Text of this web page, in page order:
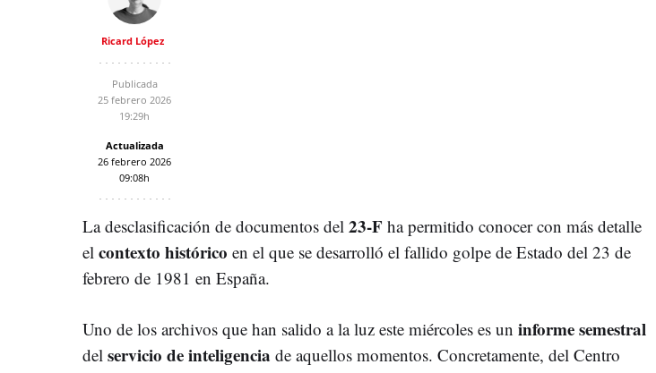
Ricard López
Publicada
25 febrero 2026
19:29h
Actualizada
26 febrero 2026
09:08h
La desclasificación de documentos del 23-F ha permitido conocer con más detalle
el contexto histórico en el que se desarrolló el fallido golpe de Estado del 23 de
febrero de 1981 en España.
Uno de los archivos que han salido a la luz este miércoles es un informe semestral
del servicio de inteligencia de aquellos momentos. Concretamente, del Centro